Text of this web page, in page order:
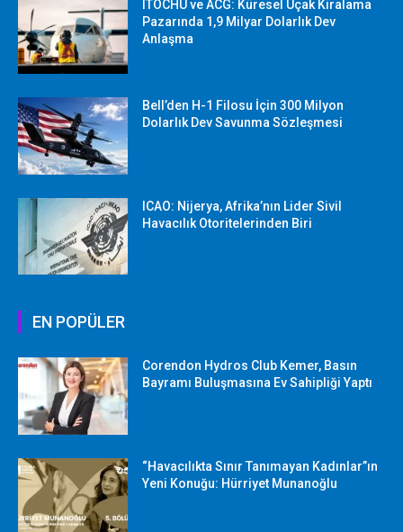
ITOCHU ve ACG: Küresel Uçak Kiralama
Pazarında 1,9 Milyar Dolarlık Dev
Anlaşma
Bell’den H-1 Filosu İçin 300 Milyon
Dolarlık Dev Savunma Sözleşmesi
ICAO: Nijerya, Afrika’nın Lider Sivil
Havacılık Otoritelerinden Biri
EN POPÜLER
Corendon Hydros Club Kemer, Basın
Bayramı Buluşmasına Ev Sahipliği Yaptı
“Havacılıkta Sınır Tanımayan Kadınlar”ın
Yeni Konuğu: Hürriyet Munanoğlu